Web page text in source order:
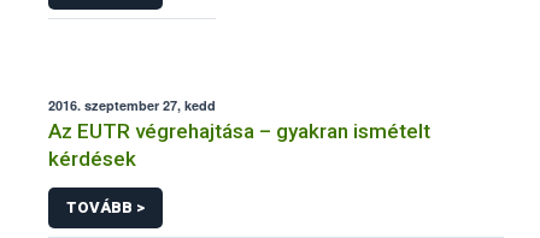
2016. szeptember 27, kedd
Az EUTR végrehajtása – gyakran ismételt
kérdések
TOVÁBB >